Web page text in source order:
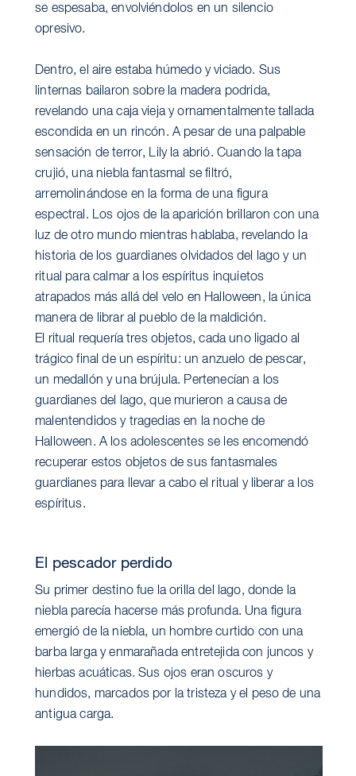
se espesaba, envolviéndolos en un silencio
opresivo.
Dentro, el aire estaba húmedo y viciado. Sus
linternas bailaron sobre la madera podrida,
revelando una caja vieja y ornamentalmente tallada
escondida en un rincón. A pesar de una palpable
sensación de terror, Lily la abrió. Cuando la tapa
crujió, una niebla fantasmal se filtró,
arremolinándose en la forma de una figura
espectral. Los ojos de la aparición brillaron con una
luz de otro mundo mientras hablaba, revelando la
historia de los guardianes olvidados del lago y un
ritual para calmar a los espíritus inquietos
atrapados más allá del velo en Halloween, la única
manera de librar al pueblo de la maldición.
El ritual requería tres objetos, cada uno ligado al
trágico final de un espíritu: un anzuelo de pescar,
un medallón y una brújula. Pertenecían a los
guardianes del lago, que murieron a causa de
malentendidos y tragedias en la noche de
Halloween. A los adolescentes se les encomendó
recuperar estos objetos de sus fantasmales
guardianes para llevar a cabo el ritual y liberar a los
espíritus.
El pescador perdido
Su primer destino fue la orilla del lago, donde la
niebla parecía hacerse más profunda. Una figura
emergió de la niebla, un hombre curtido con una
barba larga y enmarañada entretejida con juncos y
hierbas acuáticas. Sus ojos eran oscuros y
hundidos, marcados por la tristeza y el peso de una
antigua carga.